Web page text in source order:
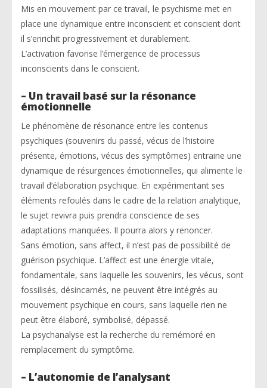
Mis en mouvement par ce travail, le psychisme met en
place une dynamique entre inconscient et conscient dont
il s’enrichit progressivement et durablement.
L’activation favorise l’émergence de processus
inconscients dans le conscient.
– Un travail basé sur la résonance
émotionnelle
Le phénomène de résonance entre les contenus
psychiques (souvenirs du passé, vécus de l’histoire
présente, émotions, vécus des symptômes) entraine une
dynamique de résurgences émotionnelles, qui alimente le
travail d’élaboration psychique. En expérimentant ses
éléments refoulés dans le cadre de la relation analytique,
le sujet revivra puis prendra conscience de ses
adaptations manquées. Il pourra alors y renoncer.
Sans émotion, sans affect, il n’est pas de possibilité de
guérison psychique. L’affect est une énergie vitale,
fondamentale, sans laquelle les souvenirs, les vécus, sont
fossilisés, désincarnés, ne peuvent être intégrés au
mouvement psychique en cours, sans laquelle rien ne
peut être élaboré, symbolisé, dépassé.
La psychanalyse est la recherche du remémoré en
remplacement du symptôme.
– L’autonomie de l’analysant